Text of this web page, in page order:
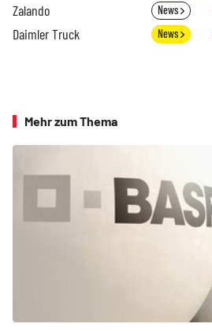
Zalando News
Daimler Truck News
Mehr zum Thema